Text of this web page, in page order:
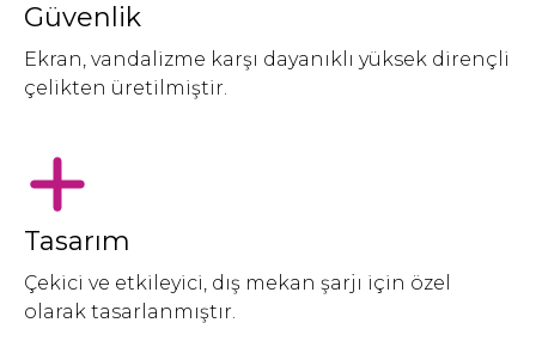
Güvenlik
Ekran, vandalizme karşı dayanıklı yüksek dirençli
çelikten üretilmiştir.
Tasarım
Çekici ve etkileyici, dış mekan şarjı için özel
olarak tasarlanmıştır.